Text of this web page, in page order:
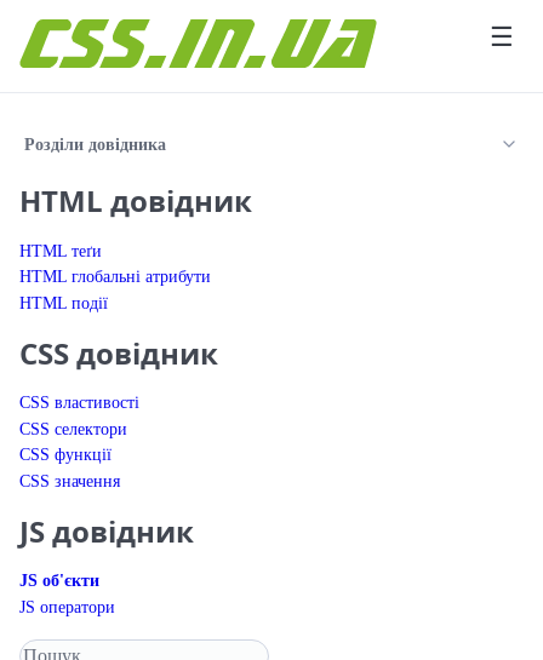
☰
Розділи довідника
HTML довідник
HTML теґи
HTML глобальні атрибути
HTML події
CSS довідник
CSS властивості
CSS селектори
CSS функції
CSS значення
JS довідник
JS об'єкти
JS оператори
Пошук у довіднику